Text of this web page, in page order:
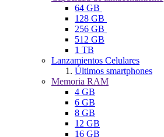
64 GB
128 GB
256 GB
512 GB
1 TB
Lanzamientos Celulares
Últimos smartphones
Memoria RAM
4 GB
6 GB
8 GB
12 GB
16 GB